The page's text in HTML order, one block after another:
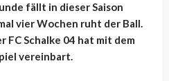
fällt in dieser Saison
vier Wochen ruht der Ball.
FC Schalke 04 hat mit dem
vereinbart.